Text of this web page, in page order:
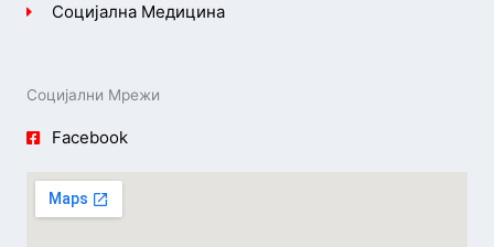
Социјална Медицина
Социјални Мрежи
Facebook